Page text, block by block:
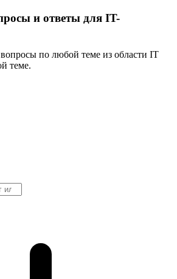
и ответы для IT-
по любой теме из области IT
теме.